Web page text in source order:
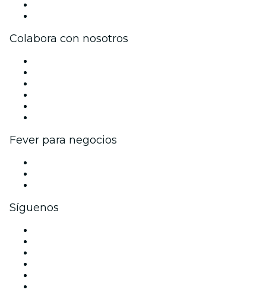
Colabora con nosotros
Fever para negocios
Síguenos